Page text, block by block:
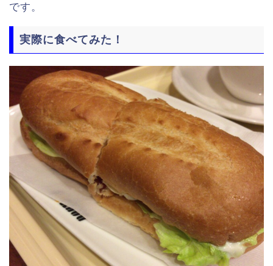
です。
実際に食べてみた！